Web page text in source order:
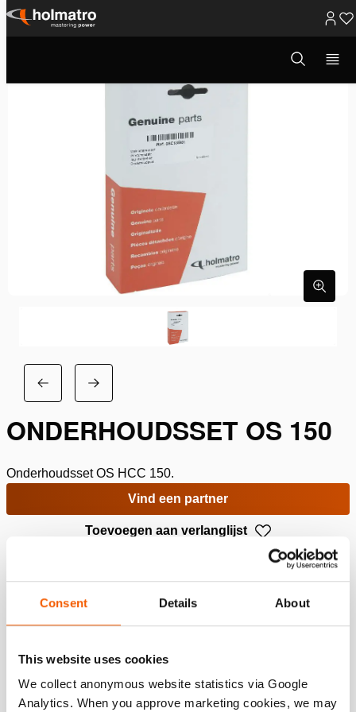
Consent Details About
This website uses cookies
We collect anonymous website statistics via Google
Analytics. When you approve marketing cookies, we may
Ga
Open
zoekvenster
ONDERHOUDSSET OS 150
Onderhoudsset OS HCC 150.
Vind een partner
Toevoegen aan verlanglijst
Specificaties
Details
Artikelnummer
Basis specificaties